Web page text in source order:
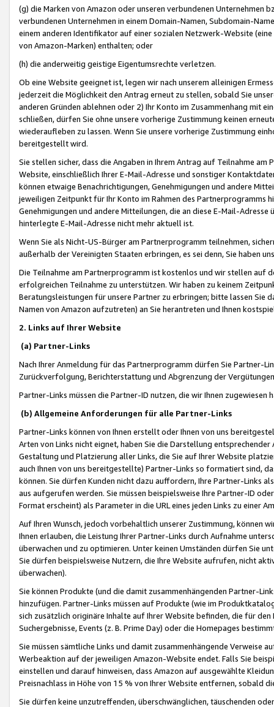
(g) die Marken von Amazon oder unseren verbundenen Unternehmen
verbundenen Unternehmen in einem Domain-Namen, Subdomain-
einem anderen Identifikator auf einer sozialen Netzwerk-Website
von Amazon-Marken) enthalten; oder
(h) die anderweitig geistige Eigentumsrechte verletzen.
Ob eine Website geeignet ist, legen wir nach unserem alleinigen
jederzeit die Möglichkeit den Antrag erneut zu stellen, sobald Sie
anderen Gründen ablehnen oder 2) Ihr Konto im Zusammenhang mit
schließen, dürfen Sie ohne unsere vorherige Zustimmung keinen
wiederaufleben zu lassen. Wenn Sie unsere vorherige Zustimmung
bereitgestellt wird.
Sie stellen sicher, dass die Angaben in Ihrem Antrag auf Teilnahme
Website, einschließlich Ihrer E-Mail-Adresse und sonstiger
können etwaige Benachrichtigungen, Genehmigungen und andere
jeweiligen Zeitpunkt für Ihr Konto im Rahmen des Partnerprogramms
Genehmigungen und andere Mitteilungen, die an diese E-Mail-
hinterlegte E-Mail-Adresse nicht mehr aktuell ist.
Wenn Sie als Nicht-US-Bürger am Partnerprogramm teilnehmen,
außerhalb der Vereinigten Staaten erbringen, es sei denn, Sie haben
Die Teilnahme am Partnerprogramm ist kostenlos und wir stellen auf
erfolgreichen Teilnahme zu unterstützen. Wir haben zu keinem
Beratungsleistungen für unsere Partner zu erbringen; bitte lassen Sie
Namen von Amazon aufzutreten) an Sie herantreten und Ihnen
2. Links auf Ihrer Website
(a) Partner-Links
Nach Ihrer Anmeldung für das Partnerprogramm dürfen Sie Partner-
Zurückverfolgung, Berichterstattung und Abgrenzung der
Partner-Links müssen die Partner-ID nutzen, die wir Ihnen zugewiesen
(b) Allgemeine Anforderungen für alle Partner-Links
Partner-Links können von Ihnen erstellt oder Ihnen von uns
Arten von Links nicht eignet, haben Sie die Darstellung
Gestaltung und Platzierung aller Links, die Sie auf Ihrer Website
auch Ihnen von uns bereitgestellte) Partner-Links so formatiert sind,
können. Sie dürfen Kunden nicht dazu auffordern, Ihre Partner-Links
aus aufgerufen werden. Sie müssen beispielsweise Ihre Partner-ID
Format erscheint) als Parameter in die URL eines jeden Links zu einer
Auf Ihren Wunsch, jedoch vorbehaltlich unserer Zustimmung, können
Ihnen erlauben, die Leistung Ihrer Partner-Links durch Aufnahme
überwachen und zu optimieren. Unter keinen Umständen dürfen Sie
Sie dürfen beispielsweise Nutzern, die Ihre Website aufrufen, nicht
überwachen).
Sie können Produkte (und die damit zusammenhängenden Partner-
hinzufügen. Partner-Links müssen auf Produkte (wie im
sich zusätzlich originäre Inhalte auf Ihrer Website befinden, die für
Suchergebnisse, Events (z. B. Prime Day) oder die Homepages
Sie müssen sämtliche Links und damit zusammenhängende
Werbeaktion auf der jeweiligen Amazon-Website endet. Falls Sie
einstellen und darauf hinweisen, dass Amazon auf ausgewählte
Preisnachlass in Höhe von 15 % von Ihrer Website entfernen, sobald
Sie dürfen keine unzutreffenden, überschwänglichen, täuschenden